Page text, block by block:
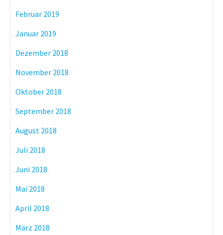
Februar 2019
Januar 2019
Dezember 2018
November 2018
Oktober 2018
September 2018
August 2018
Juli 2018
Juni 2018
Mai 2018
April 2018
März 2018